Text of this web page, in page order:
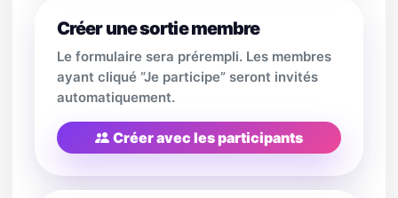
Créer une sortie membre
Le formulaire sera prérempli. Les membres
ayant cliqué “Je participe” seront invités
automatiquement.
Créer avec les participants